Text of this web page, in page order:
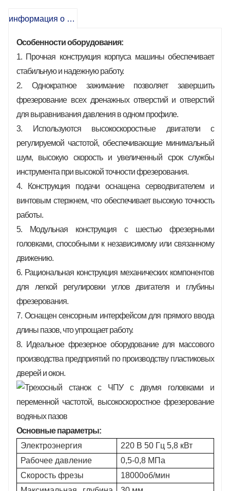
информация о продукте
Особенности оборудования:
1. Прочная конструкция корпуса машины обеспечивает
стабильную и надежную работу.
2. Однократное зажимание позволяет завершить
фрезерование всех дренажных отверстий и отверстий
для выравнивания давления в одном профиле.
3. Используются высокоскоростные двигатели с
регулируемой частотой, обеспечивающие минимальный
шум, высокую скорость и увеличенный срок службы
инструмента при высокой точности фрезерования.
4. Конструкция подачи оснащена серводвигателем и
винтовым стержнем, что обеспечивает высокую точность
работы.
5. Модульная конструкция с шестью фрезерными
головками, способными к независимому или связанному
движению.
6. Рациональная конструкция механических компонентов
для легкой регулировки углов двигателя и глубины
фрезерования.
7. Оснащен сенсорным интерфейсом для прямого ввода
длины пазов, что упрощает работу.
8. Идеальное фрезерное оборудование для массового
производства предприятий по производству пластиковых
дверей и окон.
Основные параметры:
Электроэнергия
220 В 50 Гц 5,8 кВт
Рабочее давление
0,5-0,8 МПа
Скорость фрезы
18000об/мин